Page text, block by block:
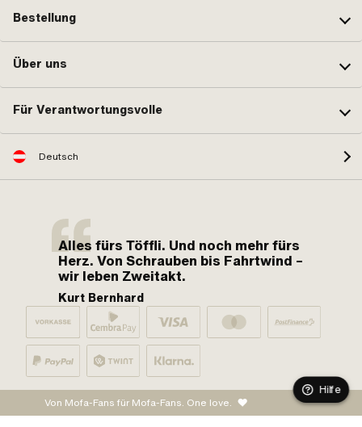
Bestellung
Über uns
Für Verantwortungsvolle
Deutsch
Alles fürs Töffli. Und noch mehr fürs
Herz. Von Schrauben bis Fahrtwind –
wir leben Zweitakt.
Kurt Bernhard
Von Mofa-Fans für Mofa-Fans. One love.
Hilfe